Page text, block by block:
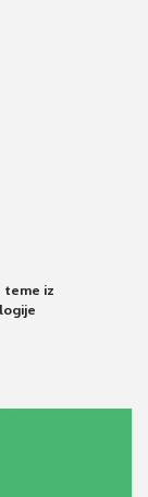
teme iz